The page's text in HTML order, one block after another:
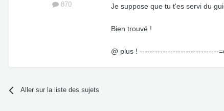
870
Je suppose que tu t'es servi du
Bien trouvé !
@ plus ! -------------------------------
Aller sur la liste des sujets